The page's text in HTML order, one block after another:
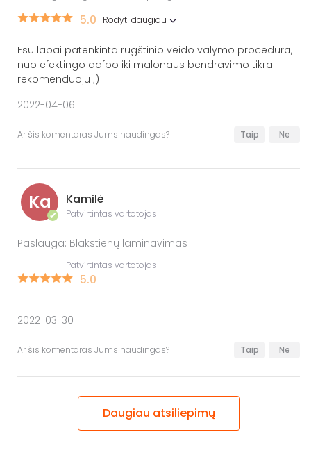
5.0 Rodyti daugiau
Esu labai patenkinta rūgštinio veido valymo procedūra,
nuo efektingo dafbo iki malonaus bendravimo tikrai
rekomenduoju ;)
2022-04-06
Ar šis komentaras Jums naudingas? Taip Ne
Ka
✔
Kamilė
Patvirtintas vartotojas
Paslauga: Blakstienų laminavimas
Patvirtintas vartotojas
5.0
2022-03-30
Ar šis komentaras Jums naudingas? Taip Ne
Daugiau atsiliepimų